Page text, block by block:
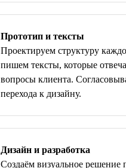
Прототип и тексты
Проектируем структуру
пишем тексты, которые
вопросы клиента.
перехода к дизайну.
Дизайн и разработка
Создаём визуальное решение